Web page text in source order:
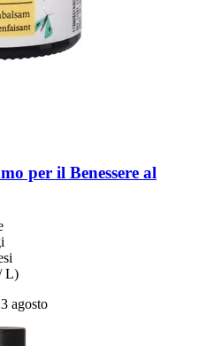
per il Benessere al
L)
agosto